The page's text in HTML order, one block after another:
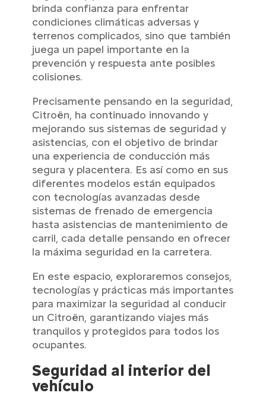
brinda confianza para enfrentar
condiciones climáticas adversas y
terrenos complicados, sino que también
juega un papel importante en la
prevención y respuesta ante posibles
colisiones.
Precisamente pensando en la seguridad,
Citroën, ha continuado innovando y
mejorando sus sistemas de seguridad y
asistencias, con el objetivo de brindar
una experiencia de conducción más
segura y placentera. Es así como en sus
diferentes modelos están equipados
con tecnologías avanzadas desde
sistemas de frenado de emergencia
hasta asistencias de mantenimiento de
carril, cada detalle pensando en ofrecer
la máxima seguridad en la carretera.
En este espacio, exploraremos consejos,
tecnologías y prácticas más importantes
para maximizar la seguridad al conducir
un Citroën, garantizando viajes más
tranquilos y protegidos para todos los
ocupantes.
Seguridad al interior del
vehículo